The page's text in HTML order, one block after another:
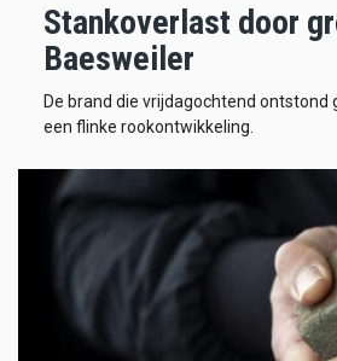
Stankoverlast door
Baesweiler
De brand die vrijdagochtend ontstond
een flinke rookontwikkeling.